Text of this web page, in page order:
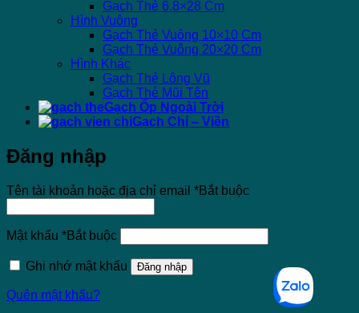
Gạch Thẻ 6.8×28 Cm
Hình Vuông
Gạch Thẻ Vuông 10×10 Cm
Gạch Thẻ Vuông 20×20 Cm
Hình Khác
Gạch Thẻ Lông Vũ
Gạch Thẻ Mũi Tên
Gạch Ốp Ngoài Trời
Gạch Chỉ – Viền
Đăng nhập
Tên tài khoản hoặc địa chỉ email *Bắt buộc
Mật khẩu *Bắt buộc
Ghi nhớ mật khẩu Đăng nhập
Quên mật khẩu?